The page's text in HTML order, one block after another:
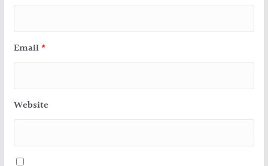
Email *
Website